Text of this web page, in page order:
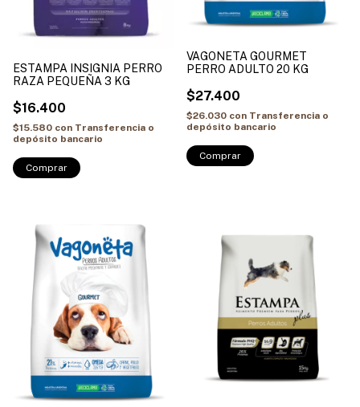
ESTAMPA INSIGNIA PERRO
RAZA PEQUEÑA 3 KG
$16.400
$15.580 con Transferencia o
depósito bancario
VAGONETA GOURMET
PERRO ADULTO 20 KG
$27.400
$26.030 con Transferencia o
depósito bancario